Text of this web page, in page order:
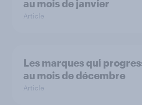
au mois de janvier
Article
Les marques qui
au mois de décembre
Article